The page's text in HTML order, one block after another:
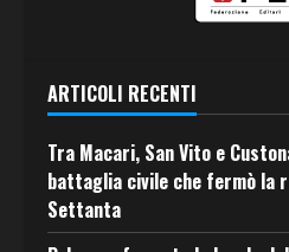
ARTICOLI RECENTI
Tra Macari, San Vito e
battaglia civile che fermò la
Settanta